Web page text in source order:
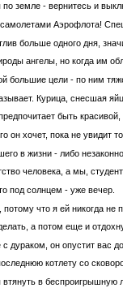
земле - вернитесь и
Аэрофлота!
больше одного дня,
ангелы, но когда им
большие цели - по ним
Курица, снесшая
быть
он хочет, пока не увидит
в жизни - либо
человека, а мы,
под солнцем - уже вечер.
что я ей никогда не
а потом еще и
с дураком, он опустит вас
котлету со
в беспроигрышную